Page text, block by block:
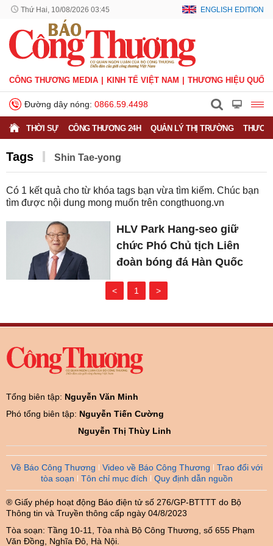
Thứ Hai, 10/08/2026 03:45 ENGLISH EDITION
CÔNG THƯƠNG MEDIA KINH TẾ VIỆT NAM THƯƠNG HIỆU QUỐC
Đường dây nóng: 0866.59.4498
THỜI SỰ CÔNG THƯƠNG 24H QUẢN LÝ THỊ TRƯỜNG
Tags Shin Tae-yong
Có 1 kết quả cho từ khóa tags bạn vừa tìm kiếm. Chúc bạn
tìm được nội dung mong muốn trên congthuong.vn
HLV Park Hang-seo giữ
chức Phó Chủ tịch Liên
đoàn bóng đá Hàn Quốc
< 1 >
Tổng biên tập: Nguyễn Văn Minh
Phó tổng biên tập: Nguyễn Tiến Cường
Nguyễn Thị Thùy Linh
Về Báo Công Thương Video về Báo Công Thương
Trao đổi với
tòa soạn
Tôn chỉ mục đích Quy định dẫn nguồn
® Giấy phép hoạt động Báo điện tử số 276/GP-BTTTT do Bộ
Thông tin và Truyền thông cấp ngày 04/8/2023
Tòa soạn: Tầng 10-11, Tòa nhà Bộ Công Thương, số 655 Phạm
Văn Đồng, Nghĩa Đô, Hà Nội.